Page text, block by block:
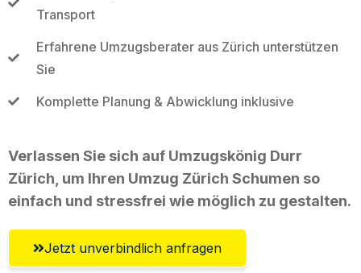
Transport
Erfahrene Umzugsberater aus Zürich unterstützen
Sie
Komplette Planung & Abwicklung inklusive
Verlassen Sie sich auf Umzugskönig Durr
Zürich, um Ihren Umzug Zürich Schumen so
einfach und stressfrei wie möglich zu gestalten.
Jetzt unverbindlich anfragen